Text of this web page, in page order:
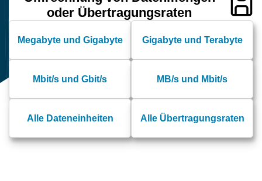
oder Übertragungsraten
Megabyte und Gigabyte Gigabyte und Terabyte
Mbit/s und Gbit/s MB/s und Mbit/s
Alle Dateneinheiten Alle Übertragungsraten